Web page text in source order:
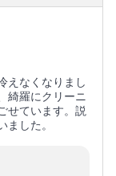
えなくなりまし
綺羅にクリーニ
せています。説
ました。